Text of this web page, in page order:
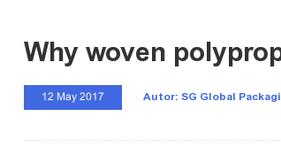
Why woven
12 May 2017 Autor: SG Global